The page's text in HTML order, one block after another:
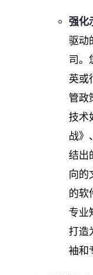
强化
驱动
司。
英或
管政
技术
战》
结出
向的
的软
专业
打造
袖和